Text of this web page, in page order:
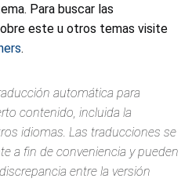
Para buscar las
este u otros temas visite
.
automática para
contenido, incluida la
idiomas. Las traducciones se
a fin de conveniencia y pueden
entre la versión